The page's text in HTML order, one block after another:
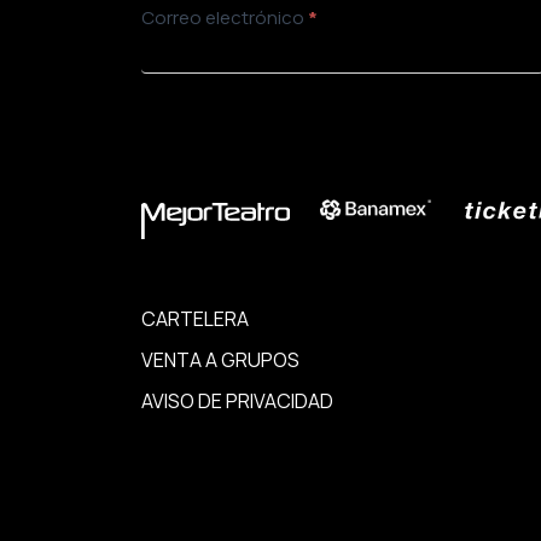
Newsletter
Correo electrónico *
ENVIAR
CARTELERA
VENTA A GRUPOS
AVISO DE PRIVACIDAD